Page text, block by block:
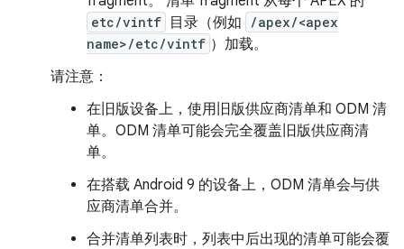
etc/vintf 目录（例如
/apex/<apex
name>/etc/vintf ）加载。
请注意：
在旧版设备上，使用旧版供应商清单和 ODM 清
单。ODM 清单可能会完全覆盖旧版供应商清
单。
在搭载 Android 9 的设备上，ODM 清单会与供
应商清单合并。
合并清单列表时，列表中后出现的清单可能会覆